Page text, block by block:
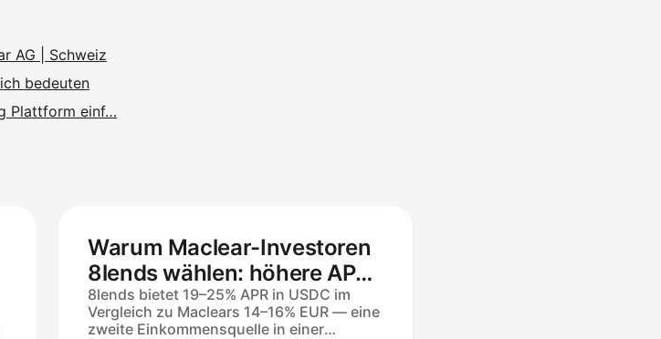
AG | Schweiz
bedeuten
Plattform einf…
Warum Maclear-Investoren
8lends wählen: höhere APR,
USDC und Portfolio-
Diversifizierung
8lends bietet 19–25% APR in USDC im
Vergleich zu Maclears 14–16% EUR — eine
zweite Einkommensquelle in einer